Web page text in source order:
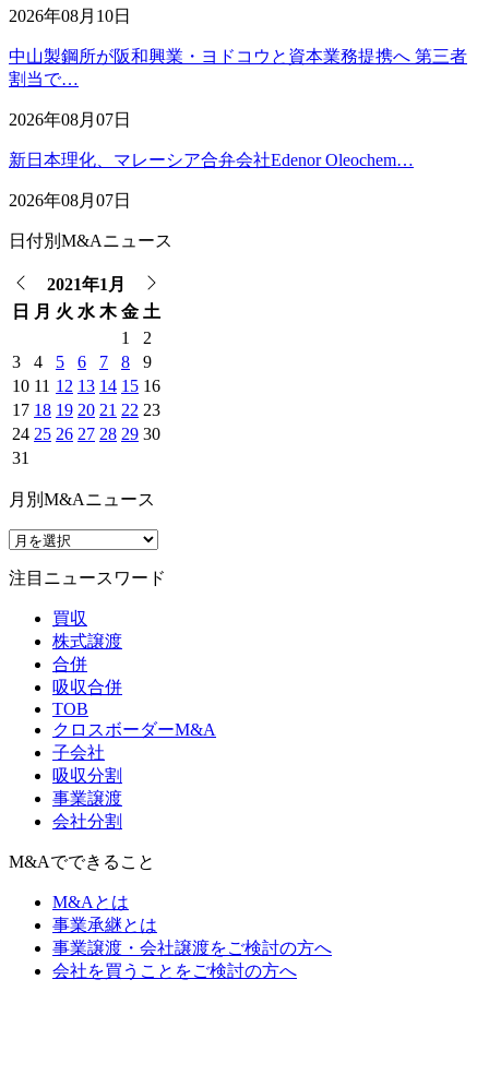
2026年08月10日
中山製鋼所が阪和興業・ヨドコウと資本業務提携へ 第三者
割当で…
2026年08月07日
新日本理化、マレーシア合弁会社Edenor Oleochem…
2026年08月07日
日付別M&Aニュース
2021年1月
日
月 火 水 木 金 土
1
2
3
4 5 6 7 8
9
10 11 12 13 14 15 16
17 18 19 20 21 22 23
24 25 26 27 28 29 30
31
月別M&Aニュース
注目ニュースワード
買収
株式譲渡
合併
吸収合併
TOB
クロスボーダーM&A
子会社
吸収分割
事業譲渡
会社分割
M&Aでできること
M&Aとは
事業承継とは
事業譲渡・会社譲渡をご検討の方へ
会社を買うことをご検討の方へ